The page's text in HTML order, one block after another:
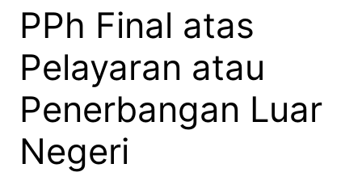
PPh Final atas
Pelayaran atau
Penerbangan Luar
Negeri